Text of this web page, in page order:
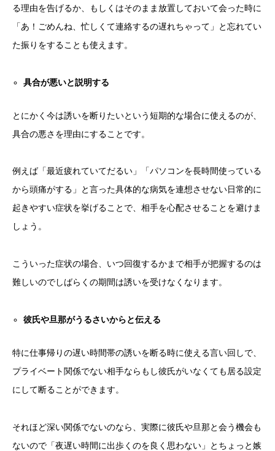
る理由を告げるか、もしくはそのまま放置しておいて会った時に
「あ！ごめんね、忙しくて連絡するの遅れちゃって」と忘れてい
た振りをすることも使えます。
具合が悪いと説明する
とにかく今は誘いを断りたいという短期的な場合に使えるのが、
具合の悪さを理由にすることです。
例えば「最近疲れていてだるい」「パソコンを長時間使っている
から頭痛がする」と言った具体的な病気を連想させない日常的に
起きやすい症状を挙げることで、相手を心配させることを避けま
しょう。
こういった症状の場合、いつ回復するかまで相手が把握するのは
難しいのでしばらくの期間は誘いを受けなくなります。
彼氏や旦那がうるさいからと伝える
特に仕事帰りの遅い時間帯の誘いを断る時に使える言い回しで、
プライベート関係でない相手ならもし彼氏がいなくても居る設定
にして断ることができます。
それほど深い関係でないのなら、実際に彼氏や旦那と会う機会も
ないので「夜遅い時間に出歩くのを良く思わない」とちょっと嫉